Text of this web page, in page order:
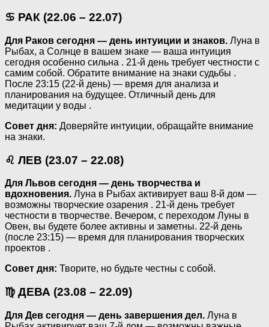
♋ РАК (22.06 – 22.07)
Для Раков сегодня — день интуиции и знаков. Луна в
Рыбах, а Солнце в вашем знаке — ваша интуиция
сегодня особенно сильна . 21-й день требует честности с
самим собой. Обратите внимание на знаки судьбы .
После 23:15 (22-й день) — время для анализа и
планирования на будущее. Отличный день для
медитации у воды .
Совет дня: Доверяйте интуиции, обращайте внимание
на знаки.
♌ ЛЕВ (23.07 – 22.08)
Для Львов сегодня — день творчества и
вдохновения. Луна в Рыбах активирует ваш 8-й дом —
возможны творческие озарения . 21-й день требует
честности в творчестве. Вечером, с переходом Луны в
Овен, вы будете более активны и заметны. 22-й день
(после 23:15) — время для планирования творческих
проектов .
Совет дня: Творите, но будьте честны с собой.
♍ ДЕВА (23.08 – 22.09)
Для Дев сегодня — день завершения дел. Луна в